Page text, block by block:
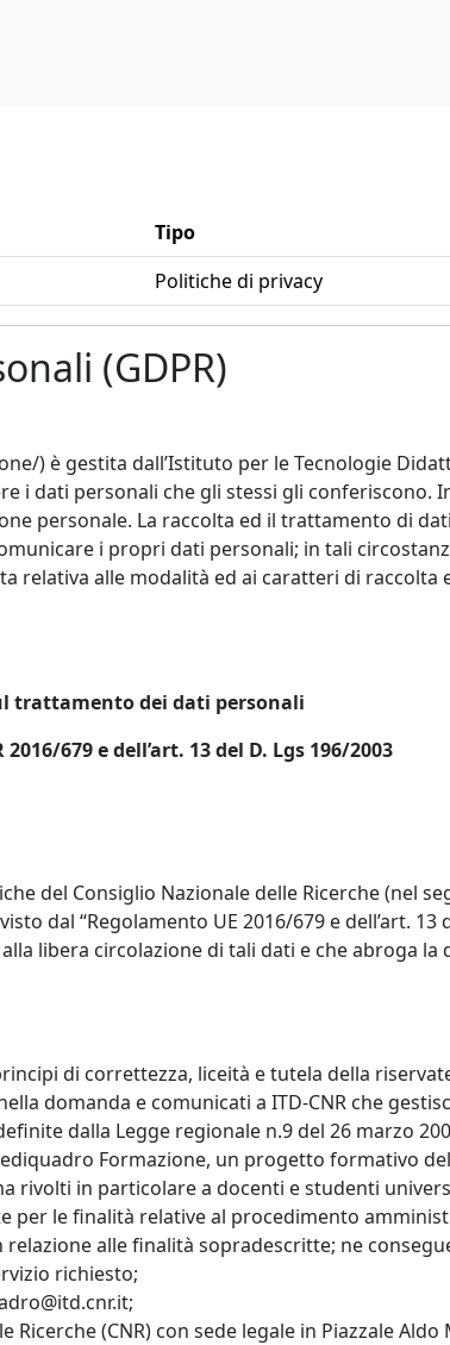
Tipo
Politiche di privacy
(GDPR)
) è gestita dall’Istituto per le Tecnologie
i dati personali che gli stessi gli
personale. La raccolta ed il trattamento di
i propri dati personali; in tali
relativa alle modalità ed ai caratteri di
trattamento dei dati personali
679 e dell’art. 13 del D. Lgs 196/2003
del Consiglio Nazionale delle Ricerche (nel
dal “Regolamento UE 2016/679 e dell’art. 13
libera circolazione di tali dati e che abroga la
di correttezza, liceità e tutela della
domanda e comunicati a ITD-CNR che
dalla Legge regionale n.9 del 26 marzo
Formazione, un progetto formativo
rivolti in particolare a docenti e studenti
per le finalità relative al procedimento
alle finalità sopradescritte; ne
richiesto;
(CNR) con sede legale in Piazzale Aldo